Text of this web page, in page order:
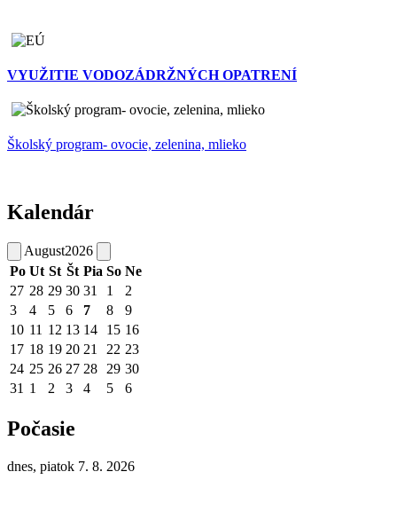
VYUŽITIE VODOZÁDRŽNÝCH OPATRENÍ
Školský program- ovocie, zelenina, mlieko
Kalendár
August2026
Po Ut St Št Pia So Ne
27 28 29 30 31 1
2
3
4 5 6 7 8
9
10 11 12 13 14 15 16
17 18 19 20 21 22 23
24 25 26 27 28 29 30
31 1 2 3 4 5 6
Počasie
dnes, piatok 7. 8. 2026